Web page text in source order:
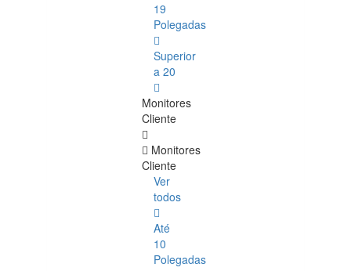
19
Polegadas
Superior
a 20
Monitores
Cliente
Monitores
Cliente
Ver
todos
Até
10
Polegadas